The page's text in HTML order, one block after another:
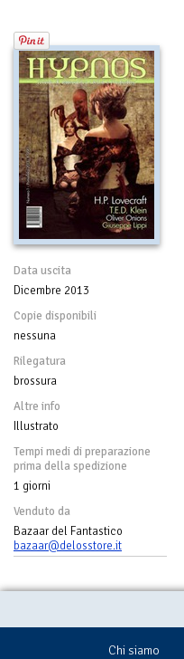
Data uscita
Dicembre 2013
Copie disponibili
nessuna
Rilegatura
brossura
Altre info
Illustrato
Tempi medi di preparazione
prima della spedizione
1 giorni
Venduto da
Bazaar del Fantastico
bazaar@delosstore.it
Chi siamo